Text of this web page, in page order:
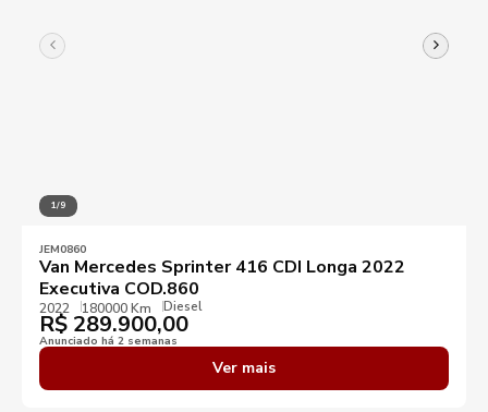
1/9
JEM0860
Van Mercedes Sprinter 416 CDI Longa 2022
Executiva COD.860
2022 180000 Km Diesel
R$ 289.900,00
Anunciado há 2 semanas
Ver mais